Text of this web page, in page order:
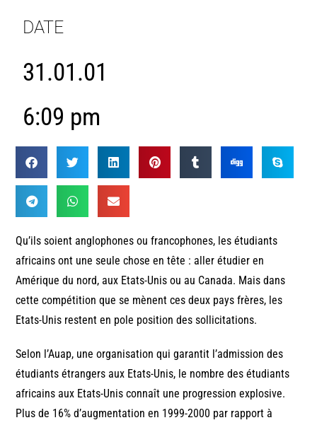
DATE
31.01.01
6:09 pm
Qu’ils soient anglophones ou francophones, les étudiants
africains ont une seule chose en tête : aller étudier en
Amérique du nord, aux Etats-Unis ou au Canada. Mais dans
cette compétition que se mènent ces deux pays frères, les
Etats-Unis restent en pole position des sollicitations.
Selon l’Auap, une organisation qui garantit l’admission des
étudiants étrangers aux Etats-Unis, le nombre des étudiants
africains aux Etats-Unis connaît une progression explosive.
Plus de 16% d’augmentation en 1999-2000 par rapport à